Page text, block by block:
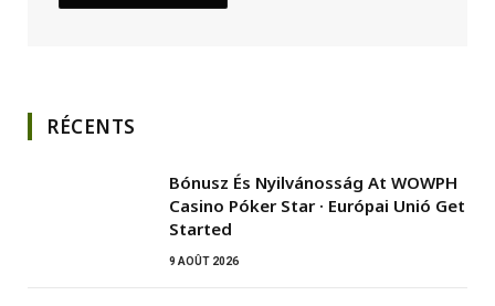
RÉCENTS
Bónusz És Nyilvánosság At WOWPH
Casino Póker Star · Európai Unió Get
Started
9 AOÛT 2026